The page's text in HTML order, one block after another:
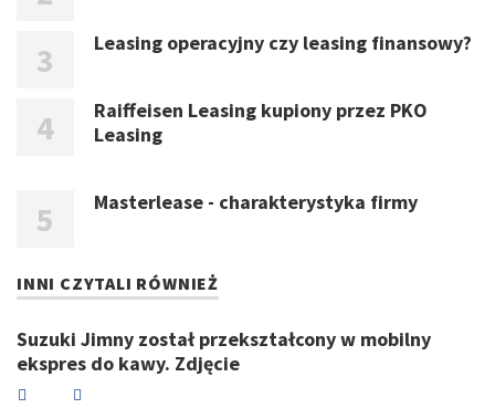
Leasing operacyjny czy leasing finansowy?
Raiffeisen Leasing kupiony przez PKO
Leasing
Masterlease - charakterystyka firmy
INNI CZYTALI RÓWNIEŻ
Suzuki Jimny został przekształcony w mobilny
ekspres do kawy. Zdjęcie